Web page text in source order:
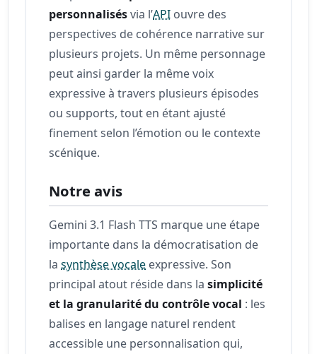
personnalisésvia l’API ouvre des
perspectives de cohérence narrative sur
plusieurs projets. Un même personnage
peut ainsi garder la même voix
expressive à travers plusieurs épisodes
ou supports, tout en étant ajusté
finement selon l’émotion ou le contexte
scénique.
Notre avis
Gemini 3.1 Flash TTS marque une étape
importante dans la démocratisation de
lasynthèse vocale expressive. Son
principal atout réside dans lasimplicité
et la granularité du contrôle vocal : les
balises en langage naturel rendent
accessible une personnalisation qui,